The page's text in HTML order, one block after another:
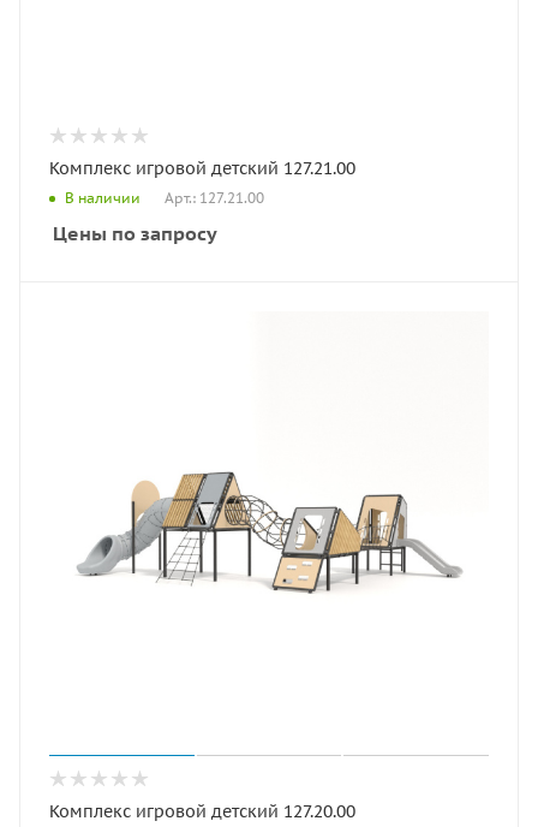
Комплекс игровой детский 127.21.00
В наличии Арт.: 127.21.00
Цены по запросу
Комплекс игровой детский 127.20.00